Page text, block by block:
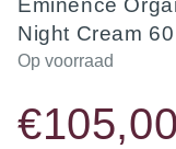
Éminence
Night Cream 60
Op voorraad
€105,00